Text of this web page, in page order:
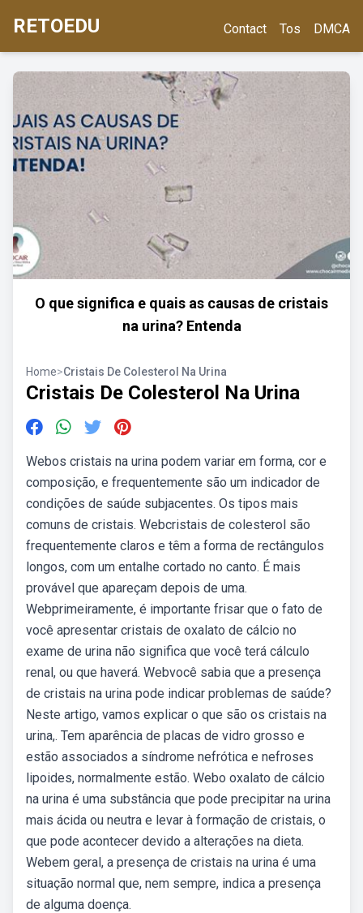
RETOEDU Contact Tos DMCA
O que significa e quais as causas de cristais
na urina? Entenda
Home>Cristais De Colesterol Na Urina
Cristais De Colesterol Na Urina
Webos cristais na urina podem variar em forma, cor e
composição, e frequentemente são um indicador de
condições de saúde subjacentes. Os tipos mais
comuns de cristais. Webcristais de colesterol são
frequentemente claros e têm a forma de rectângulos
longos, com um entalhe cortado no canto. É mais
provável que apareçam depois de uma.
Webprimeiramente, é importante frisar que o fato de
você apresentar cristais de oxalato de cálcio no
exame de urina não significa que você terá cálculo
renal, ou que haverá. Webvocê sabia que a presença
de cristais na urina pode indicar problemas de saúde?
Neste artigo, vamos explicar o que são os cristais na
urina,. Tem aparência de placas de vidro grosso e
estão associados a síndrome nefrótica e nefroses
lipoides, normalmente estão. Webo oxalato de cálcio
na urina é uma substância que pode precipitar na urina
mais ácida ou neutra e levar à formação de cristais, o
que pode acontecer devido a alterações na dieta.
Webem geral, a presença de cristais na urina é uma
situação normal que, nem sempre, indica a presença
de alguma doença.